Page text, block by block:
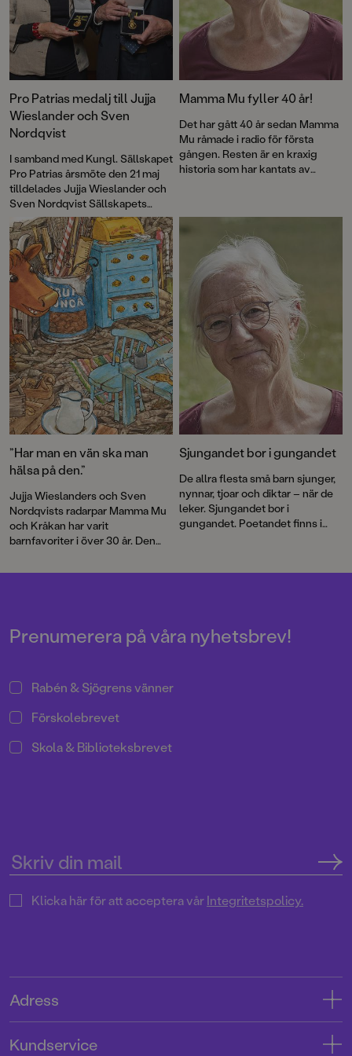
Pro Patrias medalj till Jujja
Wieslander och Sven
Nordqvist
I samband med Kungl. Sällskapet
Pro Patrias årsmöte den 21 maj
tilldelades Jujja Wieslander och
Sven Nordqvist Sällskapets
guldmedalj För medborgerliga
förtjänster i 8:e storleken.
Mamma Mu fyller 40 år!
Det har gått 40 år sedan Mamma
Mu råmade i radio för första
gången. Resten är en kraxig
historia som har kantats av
jubileet med en ny pekbok:
Kråkans kläder.
”Har man en vän ska man
hälsa på den.”
Jujja Wieslanders och Sven
Nordqvists radarpar Mamma Mu
och Kråkan har varit
barnfavoriter i över 30 år. Den
ledsenär en varm berättelse om
Sjungandet bor i gungandet
De allra flesta små barn sjunger,
nynnar, tjoar och diktar – när de
leker. Sjungandet bor i
gungandet. Poetandet finns i
Prenumerera på våra nyhetsbrev!
Rabén & Sjögrens vänner
Förskolebrevet
Skola & Biblioteksbrevet
Klicka här för att acceptera vårIntegritetspolicy.
Adress
Kundservice